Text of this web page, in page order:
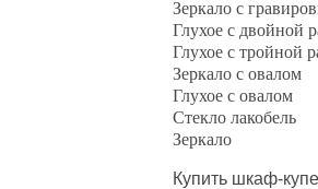
Зеркало с
Глухое с двойной
Глухое с тройной
Зеркало с овалом
Глухое с овалом
Стекло лакобель
Зеркало
Купить шкаф-